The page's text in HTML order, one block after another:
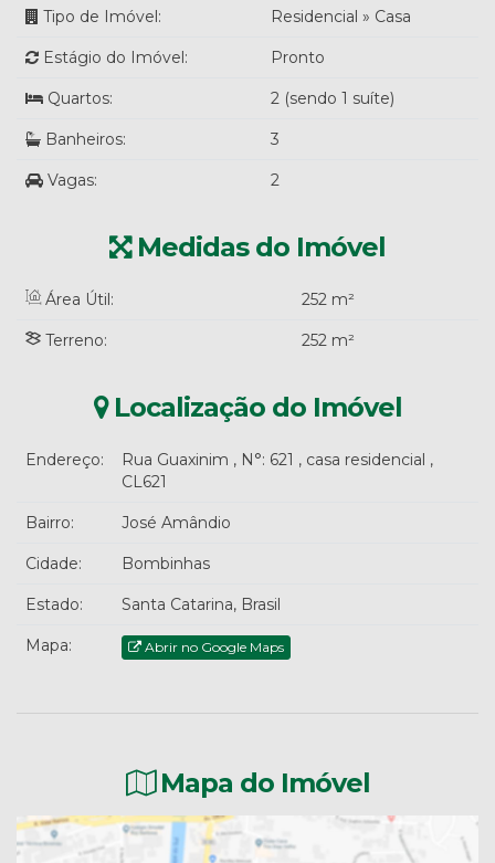
Tipo de Imóvel: Residencial » Casa
Estágio do Imóvel: Pronto
Quartos: 2 (sendo 1 suíte)
Banheiros: 3
Vagas: 2
Medidas do Imóvel
Área Útil: 252 m²
Terreno: 252 m²
Localização do Imóvel
Endereço: Rua Guaxinim , N°: 621 , casa residencial ,
CL621
Bairro: José Amândio
Cidade: Bombinhas
Estado: Santa Catarina, Brasil
Mapa: Abrir no Google Maps
Mapa do Imóvel